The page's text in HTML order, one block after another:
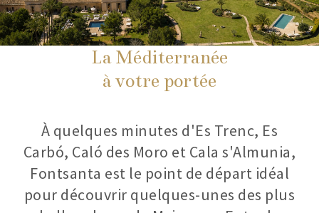
La Méditerranée
à votre portée
À quelques minutes d'Es Trenc, Es
Carbó, Caló des Moro et Cala s'Almunia,
Fontsanta est le point de départ idéal
pour découvrir quelques-unes des plus